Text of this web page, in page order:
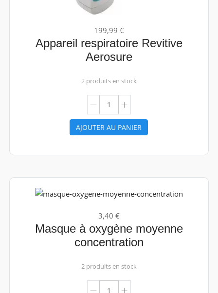
199,99 €
Appareil respiratoire Revitive
Aerosure
2 produits en stock
AJOUTER AU PANIER
3,40 €
Masque à oxygène moyenne
concentration
2 produits en stock